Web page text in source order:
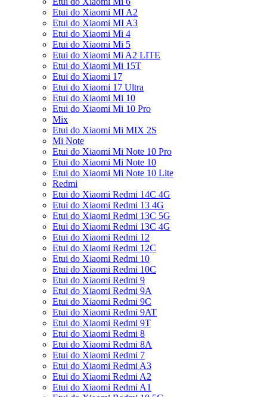
Etui do Xiaomi MI A2
Etui do Xiaomi MI A3
Etui do Xiaomi Mi 4
Etui do Xiaomi Mi 5
Etui do Xiaomi Mi A2 LITE
Etui do Xiaomi Mi 15T
Etui do Xiaomi 17
Etui do Xiaomi 17 Ultra
Etui do Xiaomi Mi 10
Etui do Xiaomi Mi 10 Pro
Mix
Etui do Xiaomi Mi MIX 2S
Mi Note
Etui do Xiaomi Mi Note 10 Pro
Etui do Xiaomi Mi Note 10
Etui do Xiaomi Mi Note 10 Lite
Redmi
Etui do Xiaomi Redmi 14C 4G
Etui do Xiaomi Redmi 13 4G
Etui do Xiaomi Redmi 13C 5G
Etui do Xiaomi Redmi 13C 4G
Etui do Xiaomi Redmi 12
Etui do Xiaomi Redmi 12C
Etui do Xiaomi Redmi 10
Etui do Xiaomi Redmi 10C
Etui do Xiaomi Redmi 9
Etui do Xiaomi Redmi 9A
Etui do Xiaomi Redmi 9C
Etui do Xiaomi Redmi 9AT
Etui do Xiaomi Redmi 9T
Etui do Xiaomi Redmi 8
Etui do Xiaomi Redmi 8A
Etui do Xiaomi Redmi 7
Etui do Xiaomi Redmi A3
Etui do Xiaomi Redmi A2
Etui do Xiaomi Redmi A1